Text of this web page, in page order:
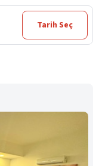
Tarih Seç